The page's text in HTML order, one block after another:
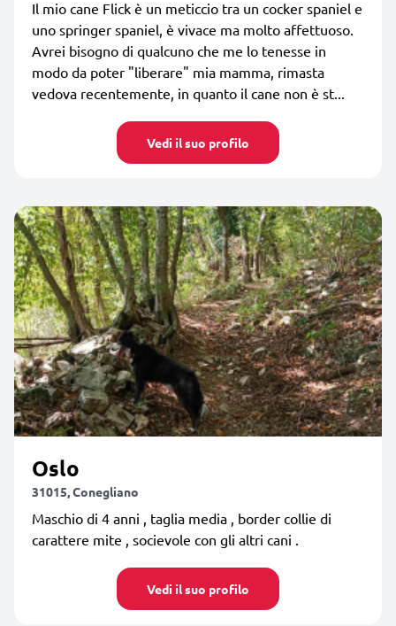
Il mio cane Flick è un meticcio tra un cocker spaniel e
uno springer spaniel, è vivace ma molto affettuoso.
Avrei bisogno di qualcuno che me lo tenesse in
modo da poter "liberare" mia mamma, rimasta
vedova recentemente, in quanto il cane non è st...
Vedi il suo profilo
Oslo
31015, Conegliano
Maschio di 4 anni , taglia media , border collie di
carattere mite , socievole con gli altri cani .
Vedi il suo profilo